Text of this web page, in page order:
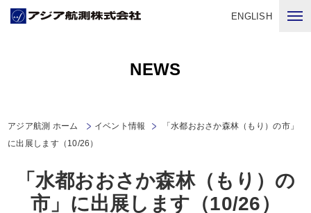
ENGLISH
NEWS
アジア航測 ホーム イベント情報
「水都おおさか森林（もり）の市」
に出展します（10/26）
「水都おおさか森林（もり）の
市」に出展します（10/26）